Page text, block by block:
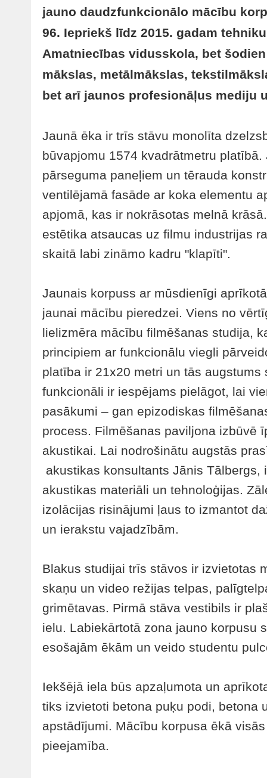
jauno daudzfunkcionālo mācību
96. Iepriekš līdz 2015. gadam
Amatniecības vidusskola, bet
mākslas, metālmākslas,
bet arī jaunos profesionāļus mediju
Jaunā ēka ir trīs stāvu monolīta
būvapjomu 1574 kvadrātmetru
pārseguma paneļiem un tērauda
ventilējamā fasāde ar koka elementu
apjomā, kas ir nokrāsotas melnā
estētika atsaucas uz filmu industrijas
skaitā labi zināmo kadru "klapīti".
Jaunais korpuss ar mūsdienīgi
jaunai mācību pieredzei. Viens no
lielizmēra mācību filmēšanas studija,
principiem ar funkcionālu viegli
platība ir 21x20 metri un tās augstums
funkcionāli ir iespējams pielāgot, lai
pasākumi – gan epizodiskas
process. Filmēšanas paviljona izbūvē
akustikai. Lai nodrošinātu augstās
akustikas konsultants Jānis Tālbergs,
akustikas materiāli un tehnoloģijas.
izolācijas risinājumi ļaus to izmantot
un ierakstu vajadzībām.
Blakus studijai trīs stāvos ir izvietotas
skaņu un video režijas telpas,
grimētavas. Pirmā stāva vestibils ir
ielu. Labiekārtotā zona jauno korpusu
esošajām ēkām un veido studentu
Iekšējā iela būs apzaļumota un
tiks izvietoti betona puķu podi, betona
apstādījumi. Mācību korpusa ēkā
pieejamība.